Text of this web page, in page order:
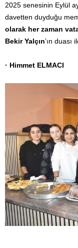
2025 senesinin Eylül
davetten duyduğu
olarak her zaman
Bekir Yalçın’ın
· Himmet ELMACI